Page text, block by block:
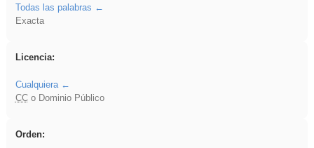
Todas las palabras
Exacta
Licencia:
Cualquiera
CCo Dominio Público
Orden: